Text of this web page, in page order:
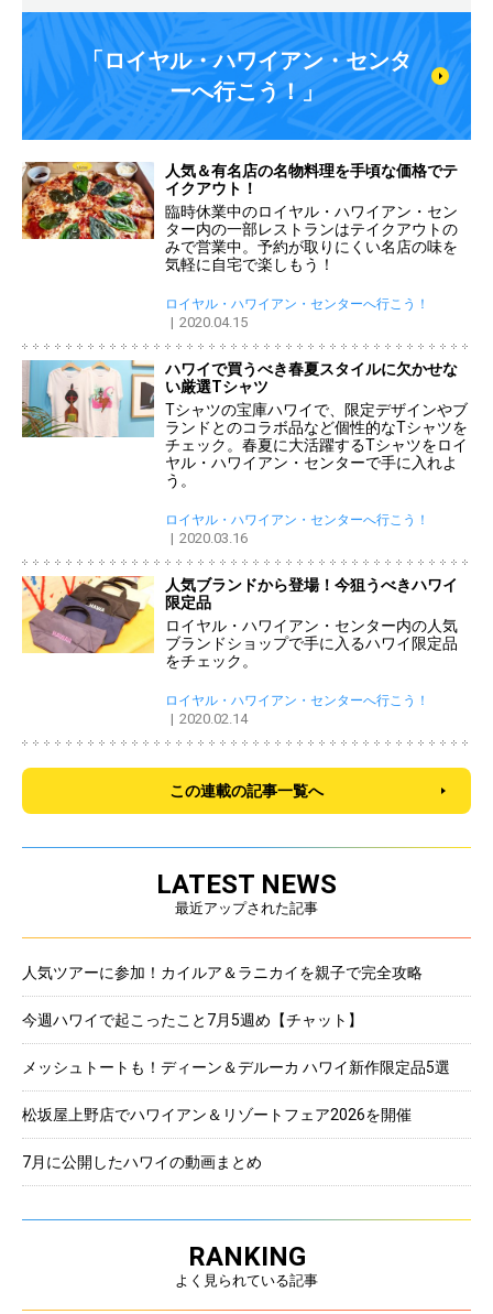
「ロイヤル・ハワイアン・センタ
ーへ行こう！」
人気＆有名店の名物料理を手頃な価格でテ
イクアウト！
臨時休業中のロイヤル・ハワイアン・セン
ター内の一部レストランはテイクアウトの
みで営業中。予約が取りにくい名店の味を
気軽に自宅で楽しもう！
ロイヤル・ハワイアン・センターへ行こう！
2020.04.15
ハワイで買うべき春夏スタイルに欠かせな
い厳選Tシャツ
Tシャツの宝庫ハワイで、限定デザインやブ
ランドとのコラボ品など個性的なTシャツを
チェック。春夏に大活躍するTシャツをロイ
ヤル・ハワイアン・センターで手に入れよ
う。
ロイヤル・ハワイアン・センターへ行こう！
2020.03.16
人気ブランドから登場！今狙うべきハワイ
限定品
ロイヤル・ハワイアン・センター内の人気
ブランドショップで手に入るハワイ限定品
をチェック。
ロイヤル・ハワイアン・センターへ行こう！
2020.02.14
この連載の記事一覧へ
LATEST NEWS
最近アップされた記事
人気ツアーに参加！カイルア＆ラニカイを親子で完全攻略
今週ハワイで起こったこと7月5週め【チャット】
メッシュトートも！ディーン＆デルーカ ハワイ新作限定品5選
松坂屋上野店でハワイアン＆リゾートフェア2026を開催
7月に公開したハワイの動画まとめ
RANKING
よく見られている記事